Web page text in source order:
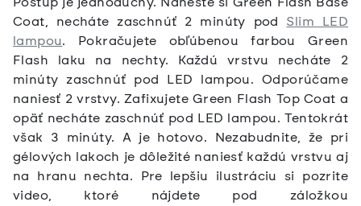
Coat, necháte zaschnúť 2 minúty pod Slim LED
lampou. Pokračujete obľúbenou farbou Green
Flash laku na nechty. Každú vrstvu necháte 2
minúty zaschnúť pod LED lampou. Odporúčame
naniesť 2 vrstvy. Zafixujete Green Flash Top Coat a
opäť necháte zaschnúť pod LED lampou. Tentokrát
však 3 minúty. A je hotovo. Nezabudnite, že pri
gélových lakoch je dôležité naniesť každú vrstvu aj
na hranu nechta. Pre lepšiu ilustráciu si pozrite
video, ktoré nájdete pod záložkou